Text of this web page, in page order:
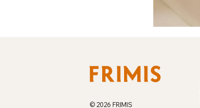
© 2026 FRIMIS